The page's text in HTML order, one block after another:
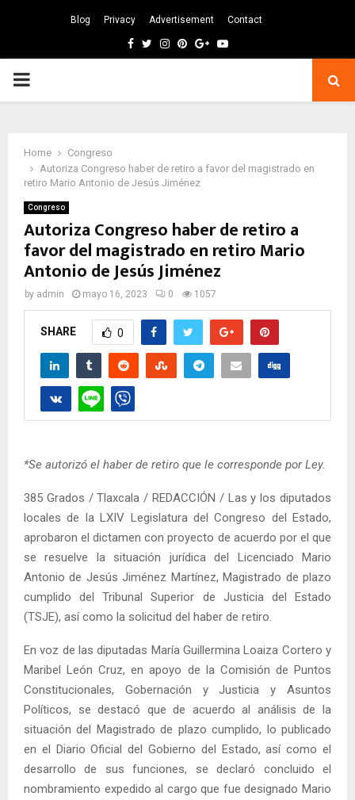
Blog Privacy Advertisement Contact
Facebook
TwitterInstagram
Pinterest
GoogleYoutube
PRIMARY
Home
Congreso
Autoriza Congreso haber de retiro a favor del magistrado en
retiro Mario Antonio de Jesús Jiménez
Congreso
Autoriza Congreso haber de retiro a
favor del magistrado en retiro Mario
Antonio de Jesús Jiménez
by admin mayo 16, 2023 0 1057
SHARE 0
*Se autorizó el haber de retiro que le corresponde por Ley.
385 Grados / Tlaxcala / REDACCIÓN / Las y los diputados
locales de la LXIV Legislatura del Congreso del Estado,
aprobaron el dictamen con proyecto de acuerdo por el que
se resuelve la situación jurídica del Licenciado Mario
Antonio de Jesús Jiménez Martínez, Magistrado de plazo
cumplido del Tribunal Superior de Justicia del Estado
(TSJE), así como la solicitud del haber de retiro.
En voz de las diputadas María Guillermina Loaiza Cortero y
Maribel León Cruz, en apoyo de la Comisión de Puntos
Constitucionales, Gobernación y Justicia y Asuntos
Políticos, se destacó que de acuerdo al análisis de la
situación del Magistrado de plazo cumplido, lo publicado
en el Diario Oficial del Gobierno del Estado, así como el
desarrollo de sus funciones, se declaró concluido el
nombramiento expedido al cargo que fue designado Mario